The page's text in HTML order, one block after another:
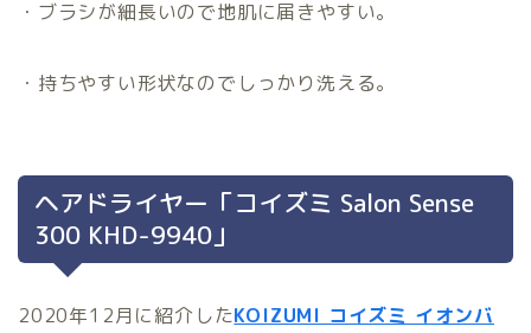
・ブラシが細長いので地肌に届きやすい。
・持ちやすい形状なのでしっかり洗える。
ヘアドライヤー「コイズミ Salon Sense
300 KHD-9940」
2020年12月に紹介したKOIZUMI コイズミ イオンバ